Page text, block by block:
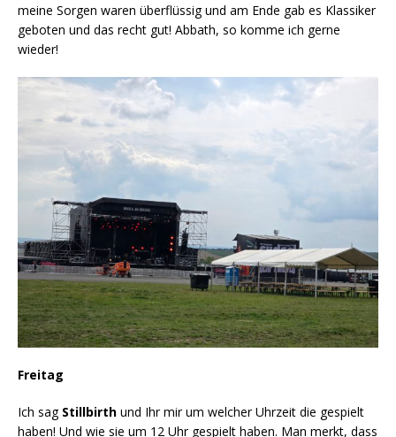
meine Sorgen waren überflüssig und am Ende gab es Klassiker
geboten und das recht gut! Abbath, so komme ich gerne
wieder!
Freitag
Ich sag Stillbirth und Ihr mir um welcher Uhrzeit die gespielt
haben! Und wie sie um 12 Uhr gespielt haben. Man merkt, dass